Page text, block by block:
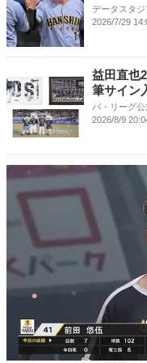
データスタ
2026/7/29
益田直也
筆サイン
パ・リーグ
2026/8/9